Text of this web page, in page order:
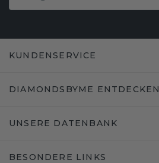
KUNDENSERVICE
DIAMONDSBYME ENTDECKEN
UNSERE DATENBANK
BESONDERE LINKS